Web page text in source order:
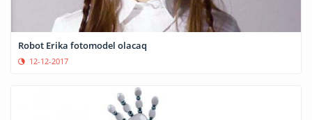
Robot Erika fotomodel olacaq
12-12-2017